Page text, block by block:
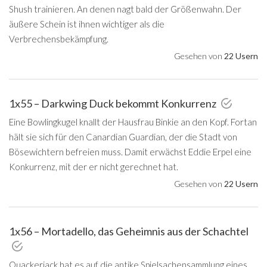
Shush trainieren. An denen nagt bald der Größenwahn. Der
äußere Schein ist ihnen wichtiger als die
Verbrechensbekämpfung.
Gesehen von 22 Usern
1x55 – Darkwing Duck bekommt Konkurrenz
Eine Bowlingkugel knallt der Hausfrau Binkie an den Kopf. Fortan
hält sie sich für den Canardian Guardian, der die Stadt von
Bösewichtern befreien muss. Damit erwächst Eddie Erpel eine
Konkurrenz, mit der er nicht gerechnet hat.
Gesehen von 22 Usern
1x56 – Mortadello, das Geheimnis aus der Schachtel
Quackerjack hat es auf die antike Spielsachensammlung eines